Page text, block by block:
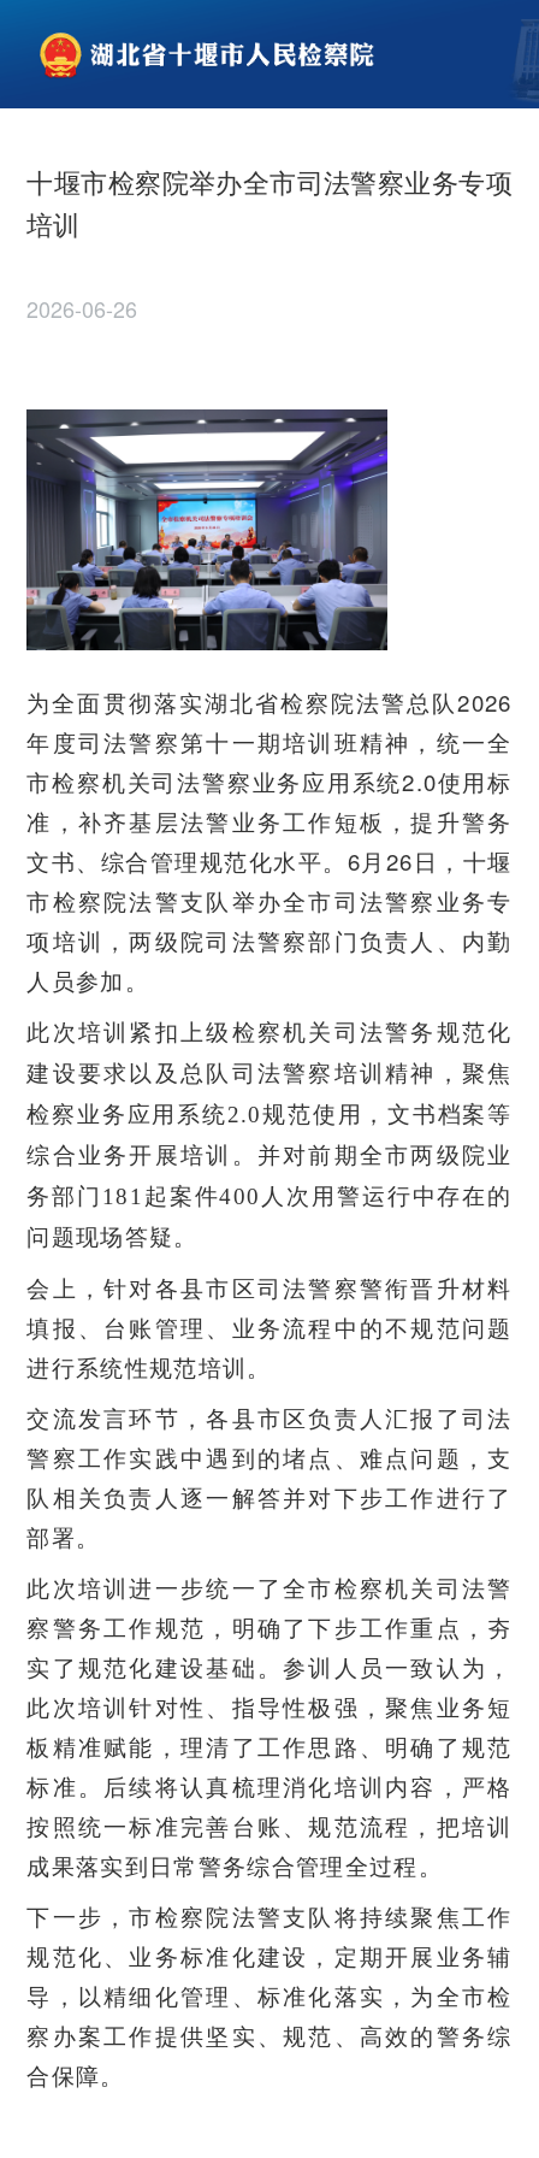
十堰市检察院举办全市司法警察业务专项
培训
2026-06-26
为全面贯彻落实湖北省检察院法警总队2026
年度司法警察第十一期培训班精神，统一全
市检察机关司法警察业务应用系统2.0使用标
准，补齐基层法警业务工作短板，提升警务
文书、综合管理规范化水平。6月26日，十堰
市检察院法警支队举办全市司法警察业务专
项培训，两级院司法警察部门负责人、内勤
人员参加。
此次培训紧扣上级检察机关司法警务规范化
建设要求以及总队司法警察培训精神，聚焦
检察业务应用系统2.0规范使用，文书档案等
综合业务开展培训。并对前期全市两级院业
务部门181起案件400人次用警运行中存在的
问题现场答疑。
会上，针对各县市区司法警察警衔晋升材料
填报、台账管理、业务流程中的不规范问题
进行系统性规范培训。
交流发言环节，各县市区负责人汇报了司法
警察工作实践中遇到的堵点、难点问题，支
队相关负责人逐一解答并对下步工作进行了
部署。
此次培训进一步统一了全市检察机关司法警
察警务工作规范，明确了下步工作重点，夯
实了规范化建设基础。参训人员一致认为，
此次培训针对性、指导性极强，聚焦业务短
板精准赋能，理清了工作思路、明确了规范
标准。后续将认真梳理消化培训内容，严格
按照统一标准完善台账、规范流程，把培训
成果落实到日常警务综合管理全过程。
下一步，市检察院法警支队将持续聚焦工作
规范化、业务标准化建设，定期开展业务辅
导，以精细化管理、标准化落实，为全市检
察办案工作提供坚实、规范、高效的警务综
合保障。